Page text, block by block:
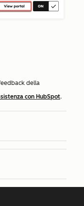
della
con HubSpot.